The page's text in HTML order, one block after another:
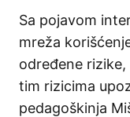
Sa pojavom
mreža
određene
tim rizicima
pedagoškinja